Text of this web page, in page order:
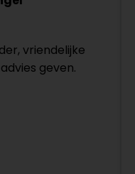
vriendelijke
geven.